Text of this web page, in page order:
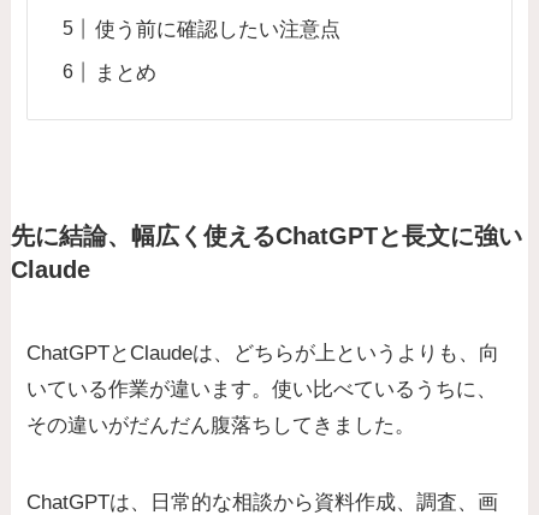
使う前に確認したい注意点
まとめ
先に結論、幅広く使えるChatGPTと長文に強い
Claude
ChatGPTとClaudeは、どちらが上というよりも、向
いている作業が違います。使い比べているうちに、
その違いがだんだん腹落ちしてきました。
ChatGPTは、日常的な相談から資料作成、調査、画